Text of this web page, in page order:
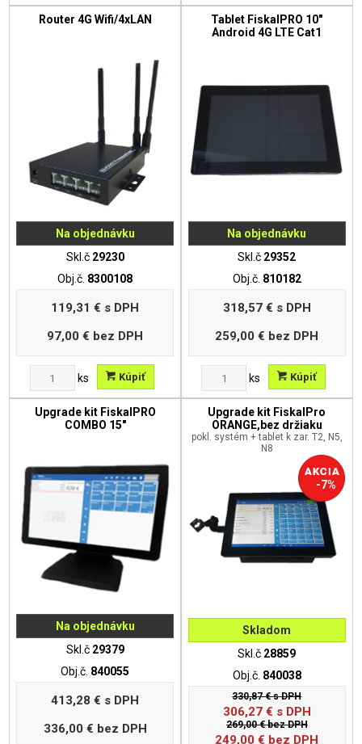
Router 4G Wifi/4xLAN
Na objednávku
Skl.č 29230
Obj.č. 8300108
119,31 € s DPH
97,00 € bez DPH
ks Kúpiť
Tablet FiskalPRO 10"
Android 4G LTE Cat1
Na objednávku
Skl.č 29352
Obj.č. 810182
318,57 € s DPH
259,00 € bez DPH
ks Kúpiť
Upgrade kit FiskalPRO
COMBO 15"
Na objednávku
Skl.č 29379
Obj.č. 840055
413,28 € s DPH
336,00 € bez DPH
Upgrade kit FiskalPro
ORANGE,bez držiaku
pokl. systém + tablet k zar. T2, N5,
N8
-7%
Skladom
Skl.č 28859
Obj.č. 840038
330,87 €s DPH
306,27€ s DPH
269,00 €bez DPH
249,00 € bez DPH